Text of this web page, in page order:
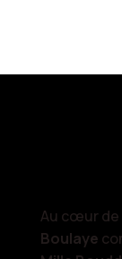
Au cœur de
Boulaye